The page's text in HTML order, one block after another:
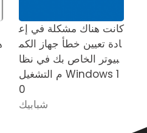
كانت هناك مشكلة في إع
ادة تعيين خطأ جهاز الكم
بيوتر الخاص بك في نظا
م التشغيل Windows 1
0
شبابيك